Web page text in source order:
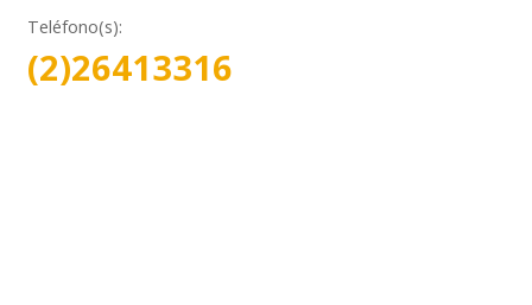
Teléfono(s):
(2)26413316